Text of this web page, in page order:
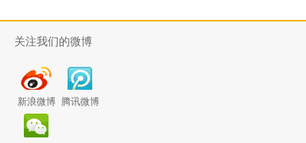
关注我们的微博
新浪微博 腾讯微博